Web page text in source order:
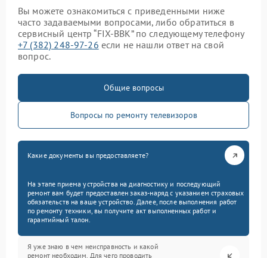
Вы можете ознакомиться с приведенными ниже
часто задаваемыми вопросами, либо обратиться в
сервисный центр “FIX-BBK” по следующему телефону
+7 (382) 248-97-26 если не нашли ответ на свой
вопрос.
Общие вопросы
Вопросы по ремонту телевизоров
Какие документы вы предоставляете?
На этапе приема устройства на диагностику и последующий
ремонт вам будет предоставлен заказ-наряд с указанием страховых
обязательств на ваше устройство. Далее, после выполнения работ
по ремонту техники, вы получите акт выполненных работ и
гарантийный талон.
Я уже знаю в чем неисправность и какой
ремонт необходим. Для чего проводить